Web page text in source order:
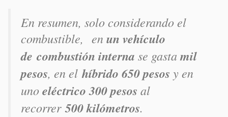
En resumen, solo considerando el
combustible, en un vehículo
de combustión interna se gastamil
pesos, en el híbrido 650 pesos y en
unoeléctrico 300 pesos al
recorrer 500 kilómetros.